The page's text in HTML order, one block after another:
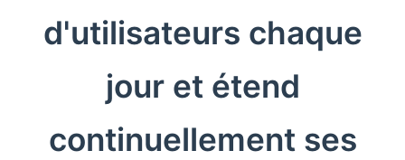
d'utilisateurs chaque
jour et étend
continuellement ses